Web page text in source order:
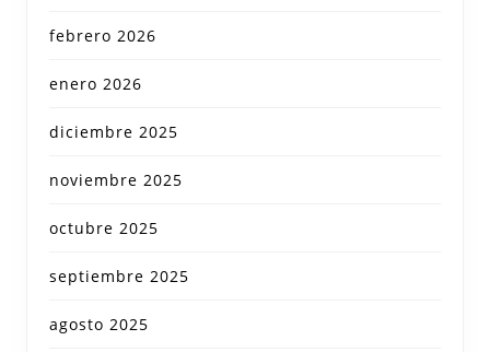
febrero 2026
enero 2026
diciembre 2025
noviembre 2025
octubre 2025
septiembre 2025
agosto 2025